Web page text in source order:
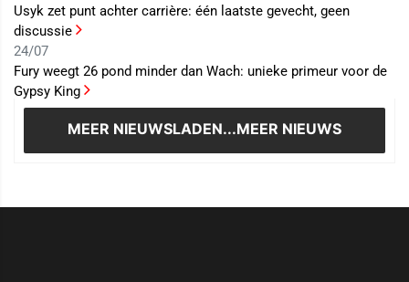
Usyk zet punt achter carrière: één laatste gevecht, geen
discussie
24/07
Fury weegt 26 pond minder dan Wach: unieke primeur voor de
Gypsy King
MEER NIEUWSLADEN...MEER NIEUWS